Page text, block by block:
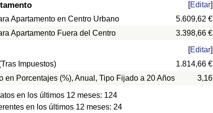
[Editar]
Apartamento en Centro Urbano
5.609,62 €
Apartamento Fuera del Centro 3.398,66 €
[Editar]
Impuestos)
1.814,66 €
en Porcentajes (%), Anual, Tipo Fijado a 20 Años
3,16
en los últimos 12 meses: 124
en los últimos 12 meses: 24